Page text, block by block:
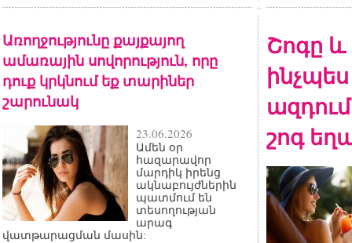
Առողջությունը քայքայող
ամառային սովորություն, որը
դուք կրկնում եք տարիներ
շարունակ
23.06.2026
Ամեն օր
հազարավոր
մարդիկ իրենց
ակնաբույժներին
պատմում են
տեսողության
արագ
վատթարացման մասին:
Շոգը և
ինչպես
շոգ